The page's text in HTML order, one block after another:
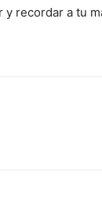
recordar a tu